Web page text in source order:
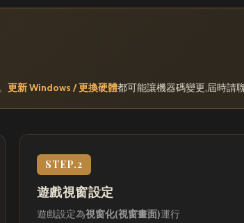
更新 Windows / 更換硬體都可能讓機器碼變更,屆時請
STEP.2
遊戲視窗設定
遊戲設定為視窗化(視窗畫面)運行